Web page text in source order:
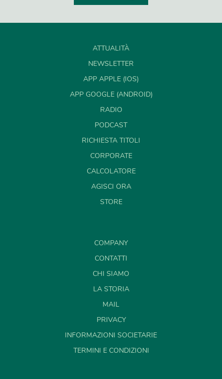
ATTUALITÀ
NEWSLETTER
APP APPLE (IOS)
APP GOOGLE (ANDROID)
RADIO
PODCAST
RICHIESTA TITOLI
CORPORATE
CALCOLATORE
AGISCI ORA
STORE
COMPANY
CONTATTI
CHI SIAMO
LA STORIA
MAIL
PRIVACY
INFORMAZIONI SOCIETARIE
TERMINI E CONDIZIONI